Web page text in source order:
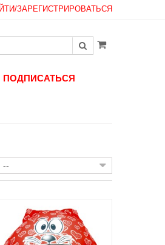
ЗАРЕГИСТРИРОВАТЬСЯ
ПОДПИСАТЬСЯ
--